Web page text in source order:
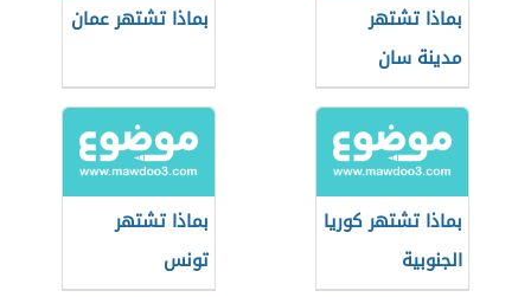
بماذا تشتهر
مدينة سان
فرانسيسكو
بماذا تشتهر عمان
بماذا تشتهر كوريا
الجنوبية
بماذا تشتهر
تونس